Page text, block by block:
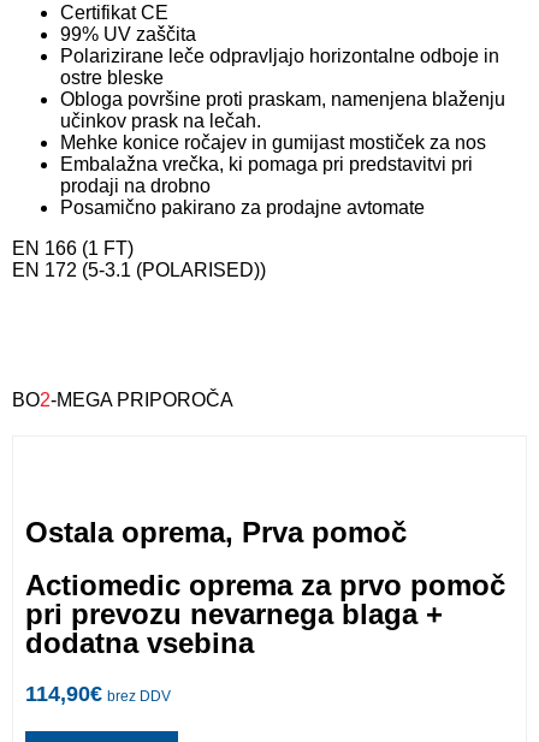
Certifikat CE
99% UV zaščita
Polarizirane leče odpravljajo horizontalne odboje in
ostre bleske
Obloga površine proti praskam, namenjena blaženju
učinkov prask na lečah.
Mehke konice ročajev in gumijast mostiček za nos
Embalažna vrečka, ki pomaga pri predstavitvi pri
prodaji na drobno
Posamično pakirano za prodajne avtomate
EN 166 (1 FT)
EN 172 (5-3.1 (POLARISED))
BO2-MEGA PRIPOROČA
Ostala oprema, Prva pomoč
Actiomedic oprema za prvo pomoč
pri prevozu nevarnega blaga +
dodatna vsebina
114,90€ brez DDV